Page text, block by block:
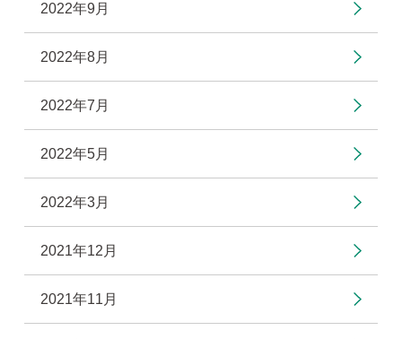
2022年9月
2022年8月
2022年7月
2022年5月
2022年3月
2021年12月
2021年11月